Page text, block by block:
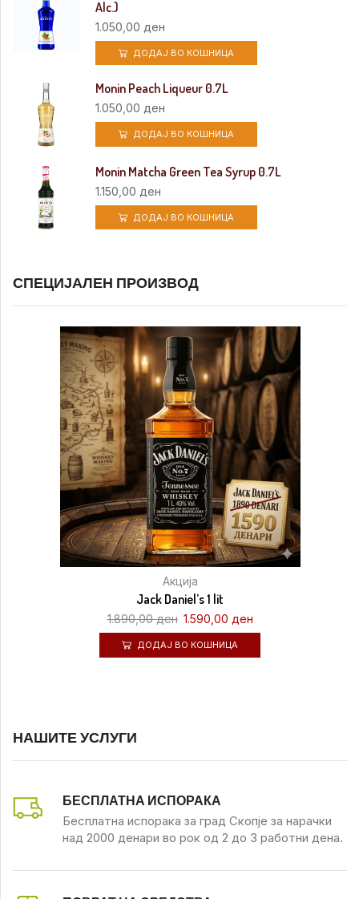
Alc.)
1.050,00 ден
ДОДАЈ ВО КОШНИЦА
Monin Peach Liqueur 0.7L
1.050,00ден
ДОДАЈ ВО КОШНИЦА
Monin Matcha Green Tea Syrup 0.7L
1.150,00 ден
ДОДАЈ ВО КОШНИЦА
СПЕЦИЈАЛЕН ПРОИЗВОД
Акција
Jack Daniel’s 1 lit
1.890,00ден 1.590,00 ден
ДОДАЈ ВО КОШНИЦА
НАШИТЕ УСЛУГИ
БЕСПЛАТНА ИСПОРАКА
Бесплатна испорака за град Скопје за нарачки
над 2000 денари во рок од 2 до 3 работни дена.